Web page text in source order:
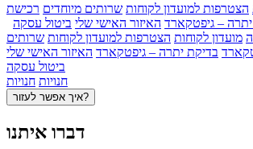
הצטרפות למועדון לקוחות שרותים מיוחדים רכישת
– גיפטקארד האיזור האישי שלי ביטול עסקה
מועדון לקוחות הצטרפות למועדון לקוחות שרותים
בדיקת יתרה – גיפטקארד האיזור האישי שלי
ביטול עסקה
חנויות חנויות
איך אפשר לעזור?
דברו איתנו